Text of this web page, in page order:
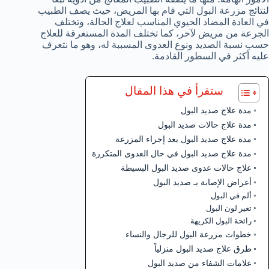
لنتائج مزرعة البول التي قام بها المريض، حيث يصف الطبيب
في العادة المضاد الحيوي المناسب لعلاج الحالة، وتختلف
الجرعة من مريض لآخر، كما تختلف المدة المستغرقة للعلاج
حسب نسبة الصديد ونوع العدوى المسببة له، وهو ما نتعرف
عليه أكثر في السطور القادمة.
ستقرأ في هذا المقال
مدة علاج صديد البول
مدة علاج حالات صديد البول
مدة علاج صديد البول بعد إجراء المزرعة
مدة علاج صديد البول في حال العدوى المتكررة
علاج حالات عدوى صديد البول البسيطة
أعراض الإصابة بـ صديد البول
ألم في البول
تغير لون البول
رائحة البول الكريهة
خطوات مزرعة البول للرجال والنساء
طرق علاج صديد البول منزلياً
علامات الشفاء من صديد البول